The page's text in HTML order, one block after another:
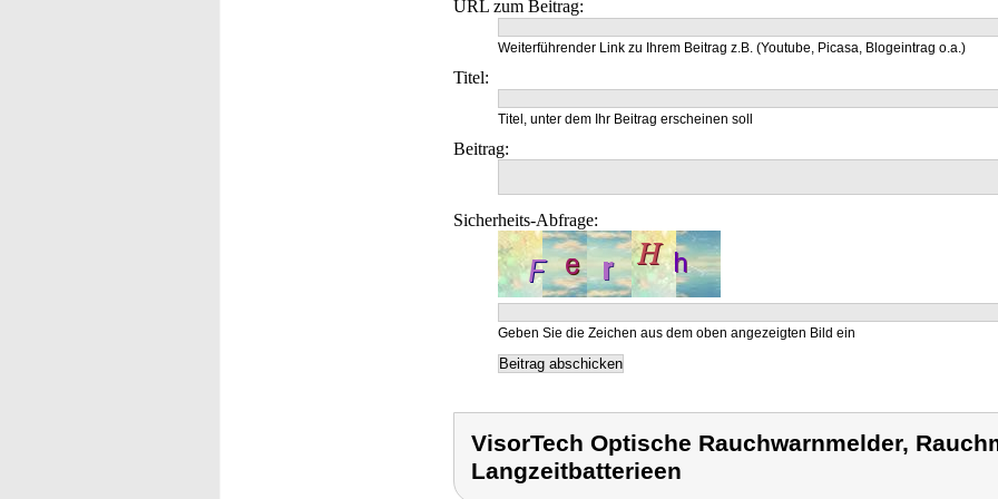
URL zum Beitrag:
Weiterführender Link zu Ihrem Beitrag z.B. (Youtube, Picasa, Blogeintrag o.a.)
Titel:
Titel, unter dem Ihr Beitrag erscheinen soll
Beitrag:
Sicherheits-Abfrage:
Geben Sie die Zeichen aus dem oben angezeigten Bild ein
VisorTech Optische Rauchwarnmelder,
Langzeitbatterieen